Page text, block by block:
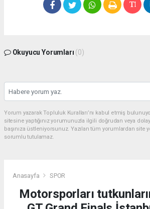
Okuyucu Yorumları (0)
Yorum yazarak Topluluk Kuralları’nı kabul etmiş
sitesine yaptığınız yorumunuzla ilgili doğrudan veya
başınıza üstleniyorsunuz. Yazılan tüm yorumlardan
sorumlu tutulamaz.
Anasayfa SPOR
Motorsporları